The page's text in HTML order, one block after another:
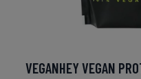
VEGANHEY VEGAN